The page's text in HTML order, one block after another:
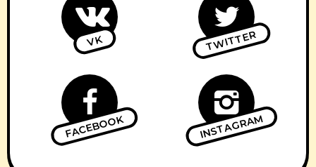
VK TWITTER
FACEBOOK INSTAGRAM